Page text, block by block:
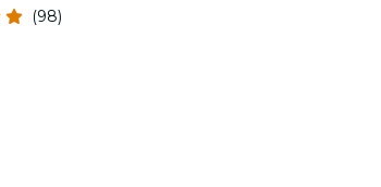
(98)